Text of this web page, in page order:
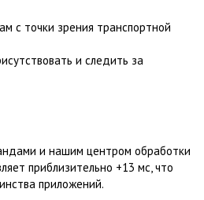
с точки зрения транспортной
и следить за
и нашим центром обработки
приблизительно +13 мс, что
приложений.